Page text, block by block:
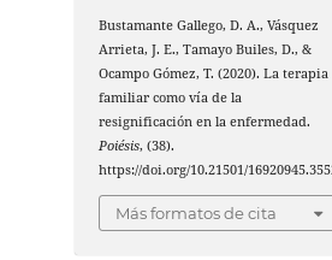
Bustamante Gallego, D. A., Vásquez
Arrieta, J. E., Tamayo Builes, D., &
Ocampo Gómez, T. (2020). La terapia
familiar como vía de la
resignificación en la enfermedad.
Poiésis, (38).
https://doi.org/10.21501/
Más formatos de cita